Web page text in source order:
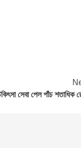
সেবা পেল পাঁচ শতাধিক